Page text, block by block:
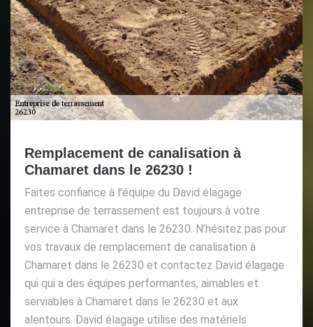
Remplacement de canalisation à
Chamaret dans le 26230 !
Faites confiance à l’équipe du David élagage
entreprise de terrassement est toujours à votre
service à Chamaret dans le 26230. N’hésitez pas pour
vos travaux de remplacement de canalisation à
Chamaret dans le 26230 et contactez David élagage
qui qui a des équipes performantes, aimables et
serviables à Chamaret dans le 26230 et aux
alentours. David élagage utilise des matériels